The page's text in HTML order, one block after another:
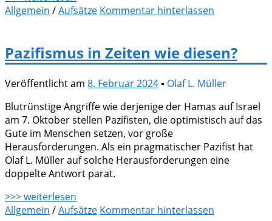
Allgemein /Aufsätze Kommentar hinterlassen
Pazifismus in Zeiten wie diesen?
Veröffentlicht am 8. Februar 2024▪ Olaf L. Müller
Blutrünstige Angriffe wie derjenige der Hamas auf Israel
am 7. Oktober stellen Pazifisten, die optimistisch auf das
Gute im Menschen setzen, vor große
Herausforderungen. Als ein pragmatischer Pazifist hat
Olaf L. Müller auf solche Herausforderungen eine
doppelte Antwort parat.
>>> weiterlesen
Allgemein /Aufsätze Kommentar hinterlassen